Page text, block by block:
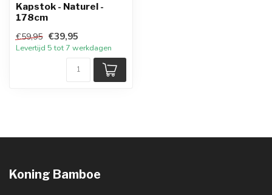
Kapstok - Naturel -
178cm
€59,95 €39,95
Levertijd 5 tot 7 werkdagen
Koning Bamboe